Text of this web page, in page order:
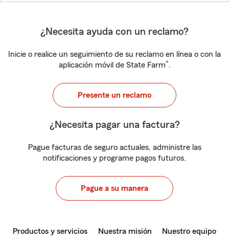
¿Necesita ayuda con un reclamo?
Inicie o realice un seguimiento de su reclamo en línea o con la
aplicación móvil de State Farm®.
Presente un reclamo
¿Necesita pagar una factura?
Pague facturas de seguro actuales, administre las
notificaciones y programe pagos futuros.
Pague a su manera
Productos y servicios Nuestra misión Nuestro equipo